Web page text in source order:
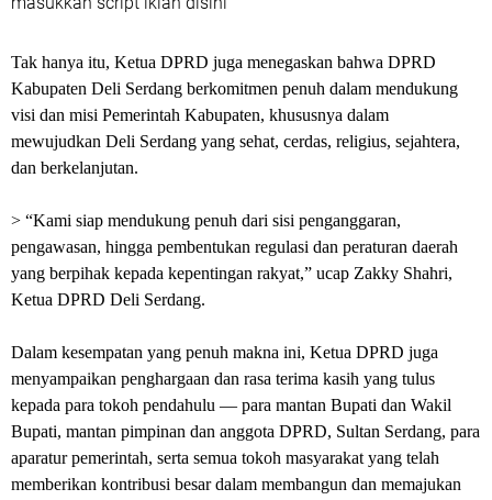
Tak hanya itu, Ketua DPRD juga menegaskan bahwa DPRD
Kabupaten Deli Serdang berkomitmen penuh dalam mendukung
visi dan misi Pemerintah Kabupaten, khususnya dalam
mewujudkan Deli Serdang yang sehat, cerdas, religius, sejahtera,
dan berkelanjutan.
> “Kami siap mendukung penuh dari sisi penganggaran,
pengawasan, hingga pembentukan regulasi dan peraturan daerah
yang berpihak kepada kepentingan rakyat,” ucap Zakky Shahri,
Ketua DPRD Deli Serdang.
Dalam kesempatan yang penuh makna ini, Ketua DPRD juga
menyampaikan penghargaan dan rasa terima kasih yang tulus
kepada para tokoh pendahulu — para mantan Bupati dan Wakil
Bupati, mantan pimpinan dan anggota DPRD, Sultan Serdang, para
aparatur pemerintah, serta semua tokoh masyarakat yang telah
memberikan kontribusi besar dalam membangun dan memajukan